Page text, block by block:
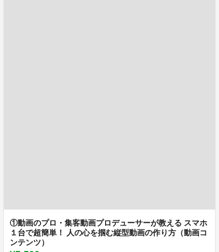
①動画のプロ・集客動画プロデューサーが教える スマホ
１台で超簡単！ 人の心を掴む縦型動画の作り方（動画コ
ンテンツ）